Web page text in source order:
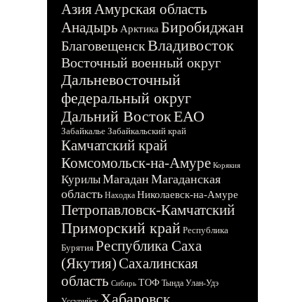
АзияАмурская область
Анадырь Арктика Биробиджан
БлаговещенскВладивосток
Восточный военный округ
Дальневосточный
федеральный округ
Дальний ВостокЕАО
Забайкалье Забайкальский край
Камчатский край
Комсомольск-на-Амуре Корякия
КурилыМагадан Магаданская
область Находка Николаевск-на-Амуре
Петропавловск-Камчатский
Приморский край Республика
Бурятия Республика Саха
(Якутия)Сахалинская
область Сибирь ТОФ Тында Улан-Удэ